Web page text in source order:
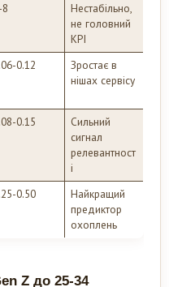
Нестабільно,
не головний
KPI
0.12
Зростає в
нішах сервісу
0.15
Сильний
сигнал
релевантност
і
0.50
Найкращий
предиктор
охоплень
Z до 25-34